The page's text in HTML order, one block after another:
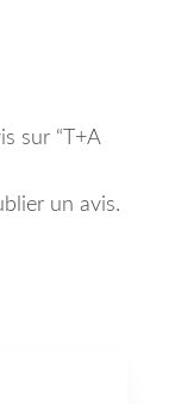
sur “T+A
un avis.